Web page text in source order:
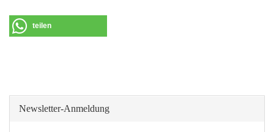
teilen
Newsletter-Anmeldung